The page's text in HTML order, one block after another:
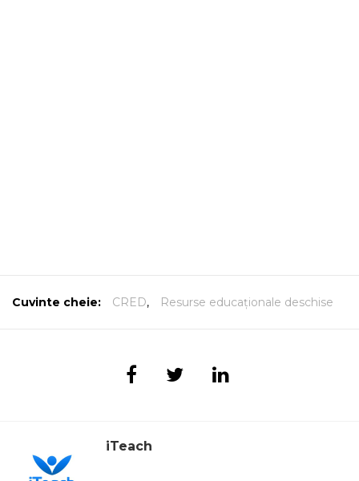
Cuvinte cheie: CRED, Resurse educaționale deschise
iTeach